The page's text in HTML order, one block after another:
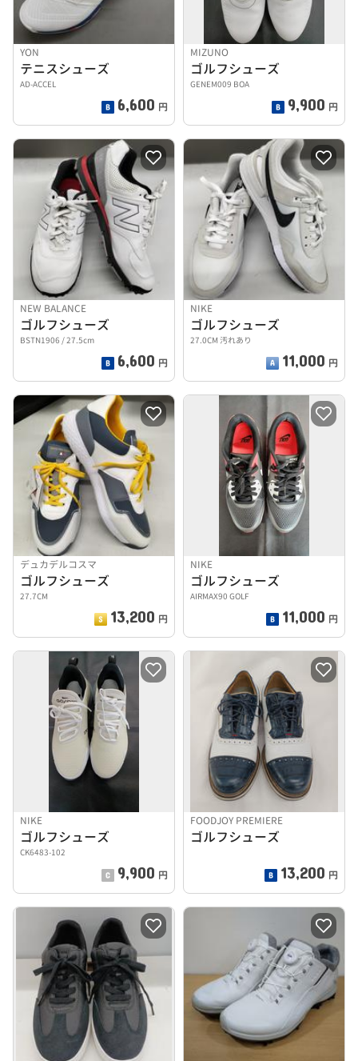
YON
テニスシューズ
AD-ACCEL
6,600 円
MIZUNO
ゴルフシューズ
GENEM009 BOA
9,900 円
NEW BALANCE
ゴルフシューズ
BSTN1906 / 27.5cm
6,600 円
NIKE
ゴルフシューズ
27.0CM 汚れあり
11,000 円
デュカデルコスマ
ゴルフシューズ
27.7CM
13,200 円
NIKE
ゴルフシューズ
AIRMAX90 GOLF
11,000 円
NIKE
ゴルフシューズ
CK6483-102
9,900 円
FOODJOY PREMIERE
ゴルフシューズ
13,200 円